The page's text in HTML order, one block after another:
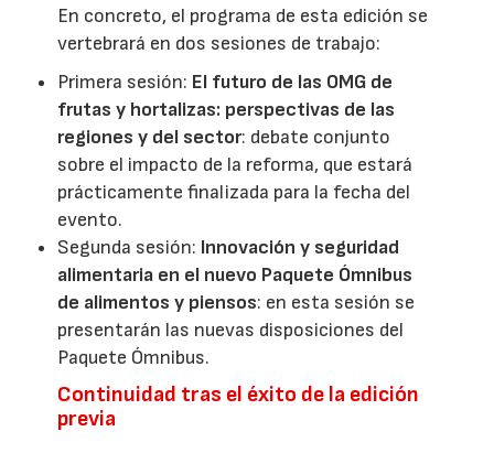
En concreto, el programa de esta edición se
vertebrará en dos sesiones de trabajo:
Primera sesión: El futuro de las OMG de
frutas y hortalizas: perspectivas de las
regiones y del sector: debate conjunto
sobre el impacto de la reforma, que estará
prácticamente finalizada para la fecha del
evento.
Segunda sesión: Innovación y seguridad
alimentaria en el nuevo Paquete Ómnibus
de alimentos y piensos: en esta sesión se
presentarán las nuevas disposiciones del
Paquete Ómnibus.
Continuidad tras el éxito de la edición
previa